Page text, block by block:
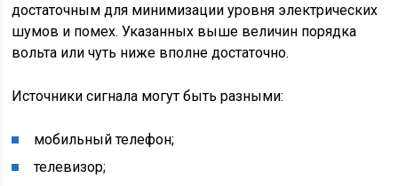
достаточным для минимизации уровня электрических
шумов и помех. Указанных выше величин порядка
вольта или чуть ниже вполне достаточно.
Источники сигнала могут быть разными:
мобильный телефон;
телевизор;